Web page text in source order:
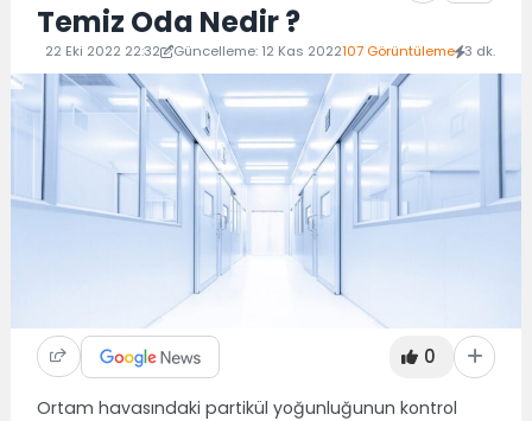
Temiz Oda Nedir ?
22 Eki 2022 22:32 Güncelleme: 12 Kas 2022107 Görüntüleme 3 dk.
0
Ortam havasındaki partikül yoğunluğunun kontrol